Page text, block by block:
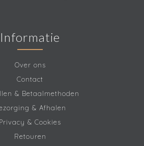
Informatie
Over ons
Contact
& Betaalmethoden
& Afhalen
Privacy & Cookies
Retouren